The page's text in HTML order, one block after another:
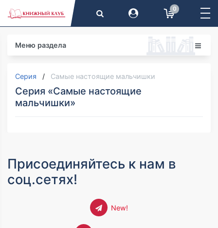
0
Меню раздела
Серия Самые настоящие мальчишки
Серия «Самые настоящие
мальчишки»
Присоединяйтесь к нам в
соц.сетях!
New!